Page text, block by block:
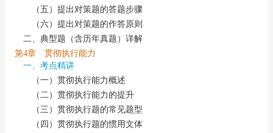
（五）提出对策题的答题步骤
（六）提出对策题的作答原则
二、典型题（含历年真题）详解
第4章 贯彻执行能力
一、考点精讲
（一）贯彻执行能力概述
（二）贯彻执行能力的提升
（三）贯彻执行题的常见题型
（四）贯彻执行题的惯用文体